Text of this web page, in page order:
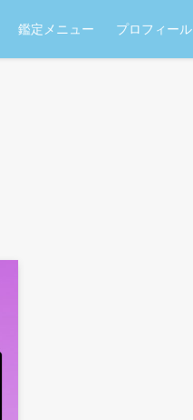
鑑定メニュー プロフィール